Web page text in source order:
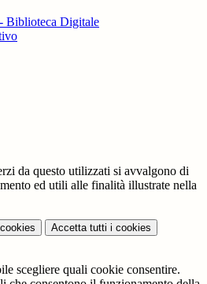
Biblioteca Digitale
da questo utilizzati si avvalgono di
ed utili alle finalità illustrate nella
Accetta tutti i cookies
scegliere quali cookie consentire.